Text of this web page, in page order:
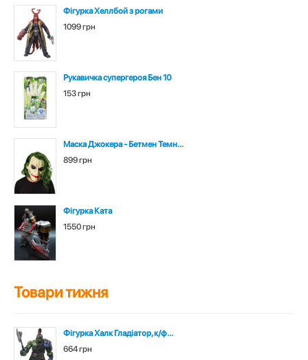
Фігурка Хеллбой з рогами
1099 грн
Рукавичка супергероя Бен 10
153 грн
Маска Джокера - Бетмен Темн...
899 грн
Фігурка Ката
1550 грн
Товари тижня
Фігурка Халк Гладіатор, к/ф...
664 грн